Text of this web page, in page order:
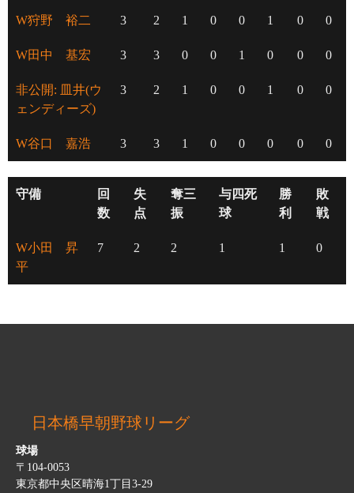
W狩野 裕二 3 2 1 0 0 1 0 0
W田中 基宏 3 3 0 0 1 0 0 0
非公開: 皿井(ウ
ェンディーズ)
3 2 1 0 0 1 0 0
W谷口 嘉浩 3 3 1 0 0 0 0 0
守備
回
数
失
点
奪三
振
与四死
球
勝
利
敗
戦
W小田 昇
平
7 2 2 1 1 0
日本橋早朝野球リーグ
球場
〒104-0053
東京都中央区晴海1丁目3-29